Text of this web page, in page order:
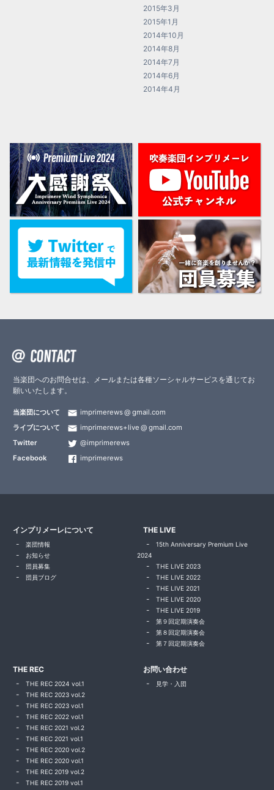
2015年3月
2015年1月
2014年10月
2014年8月
2014年7月
2014年6月
2014年4月
当楽団へのお問合せは、メールまたは各種ソーシャルサービスを通じてお
願いいたします。
当楽団について imprimerews
gmail.com
ライブについて
imprimerews+live
gmail.com
Twitter
@imprimerews
Facebook
imprimerews
インプリメーレについて
楽団情報
お知らせ
団員募集
団員ブログ
THE LIVE
15th Anniversary Premium Live
2024
THE LIVE 2023
THE LIVE 2022
THE LIVE 2021
THE LIVE 2020
THE LIVE 2019
第９回定期演奏会
第８回定期演奏会
第７回定期演奏会
THE REC
THE REC 2024 vol.1
THE REC 2023 vol.2
THE REC 2023 vol.1
THE REC 2022 vol.1
THE REC 2021 vol.2
THE REC 2021 vol.1
THE REC 2020 vol.2
THE REC 2020 vol.1
THE REC 2019 vol.2
THE REC 2019 vol.1
お問い合わせ
見学・入団